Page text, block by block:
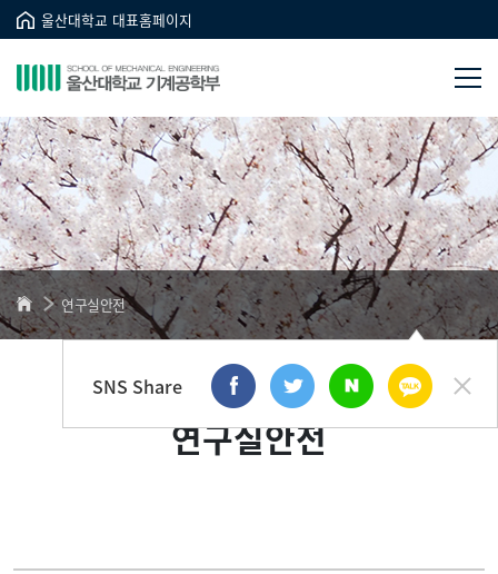
울산대학교 대표홈페이지
연구실안전
SNS Share
연구실안전